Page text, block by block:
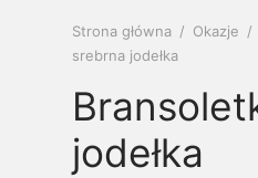
Strona główna / Okazje /
srebrna jodełka
jodełka